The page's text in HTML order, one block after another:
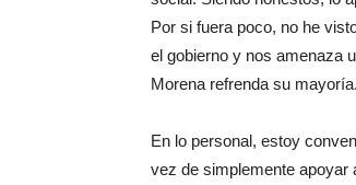
Por si fuera poco, no he
el gobierno y nos amenaza
Morena refrenda su mayoría.
En lo personal, estoy
vez de simplemente apoyar